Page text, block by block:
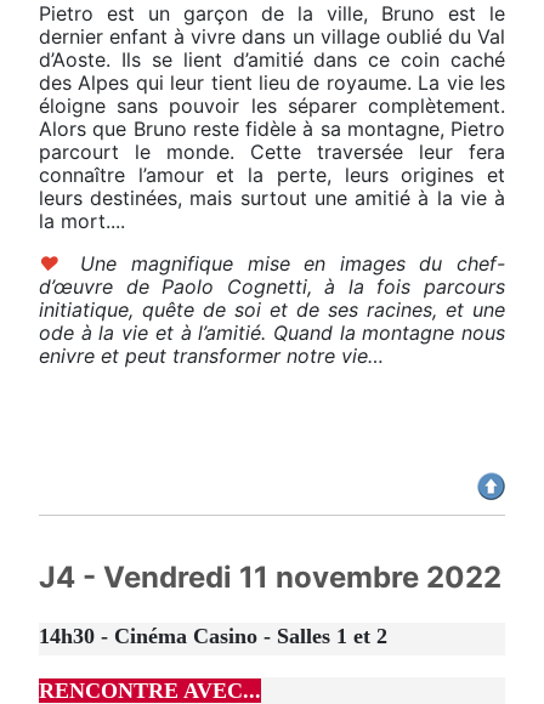
Pietro est un garçon de la ville, Bruno est le
dernier enfant à vivre dans un village oublié du Val
d’Aoste. Ils se lient d’amitié dans ce coin caché
des Alpes qui leur tient lieu de royaume. La vie les
éloigne sans pouvoir les séparer complètement.
Alors que Bruno reste fidèle à sa montagne, Pietro
parcourt le monde. Cette traversée leur fera
connaître l’amour et la perte, leurs origines et
leurs destinées, mais surtout une amitié à la vie à
la mort....
♥
Une magnifique mise en images du chef-
d’œuvre de Paolo Cognetti, à la fois parcours
initiatique, quête de soi et de ses racines, et une
ode à la vie et à l’amitié. Quand la montagne nous
enivre et peut transformer notre vie…
J4 - Vendredi 11 novembre 2022
14h30 - Cinéma Casino - Salles 1 et 2
RENCONTRE AVEC...